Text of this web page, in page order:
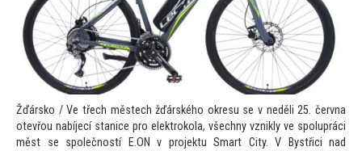
Žďársko / Ve třech městech žďárského okresu se v neděli 25. června
otevřou nabíjecí stanice pro elektrokola, všechny vznikly ve spolupráci
měst se společností E.ON v projektu Smart City. V Bystřici nad